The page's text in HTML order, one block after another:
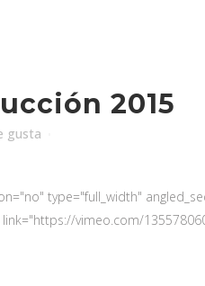
2015
gusta
type="full_width"
vimeo.com/